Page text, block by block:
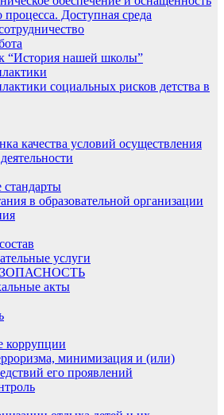
процесса. Доступная среда
“История нашей школы”
социальных рисков детства в
качества условий осуществления
стандарты
в образовательной организации
услуги
акты
коррупции
минимизация и (или)
его проявлений